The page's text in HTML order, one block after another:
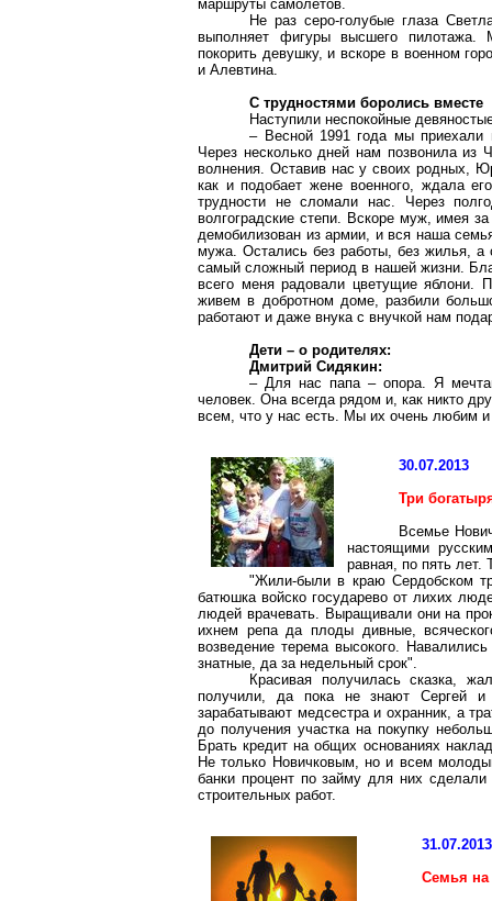
маршруты самолетов.
Не раз серо-голубые глаза
выполняет фигуры высшего
покорить девушку, и вскоре в военном
и Алевтина.
С трудностями боролись вместе
Наступили неспокойные
– Весной 1991 года мы приехали
Через несколько дней нам позвонила из
волнения. Оставив нас у своих родных,
как и подобает жене военного, ждала
трудности не сломали нас. Через
волгоградские степи. Вскоре муж, имея
демобилизован из армии, и вся наша
мужа. Остались без работы, без жилья,
самый сложный период в нашей жизни.
всего меня радовали цветущие яблони.
живем в добротном доме, разбили
работают и даже внука с внучкой нам
Дети – о родителях:
Дмитрий Сидякин:
– Для нас папа – опора. Я
человек. Она всегда рядом и, как никто
всем, что у нас есть. Мы их очень любим
30.07.2013
Три
Всемье
настоящими
равная, по пять лет.
"Жили-были в краю Сердобском
батюшка войско государево от лихих
людей врачевать. Выращивали они на
ихнем репа да плоды дивные,
возведение терема высокого.
знатные, да за недельный срок".
Красивая получилась сказка,
получили, да пока не знают Сергей и
зарабатывают медсестра и охранник, а
до получения участка на покупку
Брать кредит на общих основаниях
Не только Новичковым, но и всем
банки процент по займу для них
строительных работ.
31.07.2013
Семья на